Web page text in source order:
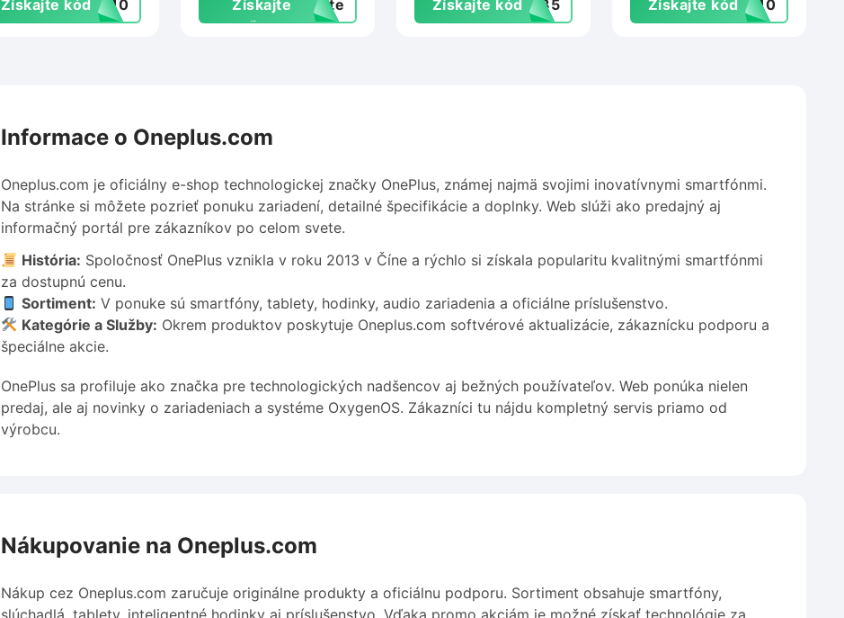
Získajte kódEE10
Získajte
zľavu
exte Získajte kódVA35 Získajte kóder10
Informace o Oneplus.com
Oneplus.com je oficiálny e-shop technologickej značky OnePlus, známej najmä svojimi inovatívnymi smartfónmi.
Na stránke si môžete pozrieť ponuku zariadení, detailné špecifikácie a doplnky. Web slúži ako predajný aj
informačný portál pre zákazníkov po celom svete.
História: Spoločnosť OnePlus vznikla v roku 2013 v Číne a rýchlo si získala popularitu kvalitnými smartfónmi
za dostupnú cenu.
Sortiment: V ponuke sú smartfóny, tablety, hodinky, audio zariadenia a oficiálne príslušenstvo.
Kategórie a Služby: Okrem produktov poskytuje Oneplus.com softvérové aktualizácie, zákaznícku podporu a
špeciálne akcie.
OnePlus sa profiluje ako značka pre technologických nadšencov aj bežných používateľov. Web ponúka nielen
predaj, ale aj novinky o zariadeniach a systéme OxygenOS. Zákazníci tu nájdu kompletný servis priamo od
výrobcu.
Nákupovanie na Oneplus.com
Nákup cez Oneplus.com zaručuje originálne produkty a oficiálnu podporu. Sortiment obsahuje smartfóny,
slúchadlá, tablety, inteligentné hodinky aj príslušenstvo. Vďaka promo akciám je možné získať technológie za